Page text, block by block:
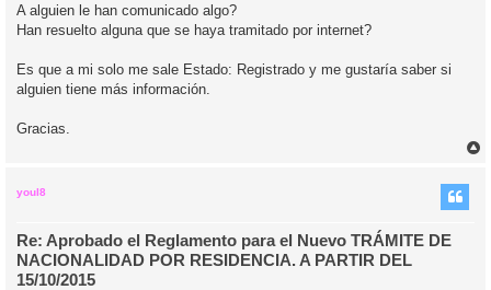
A alguien le han comunicado algo?
Han resuelto alguna que se haya tramitado por internet?
Es que a mi solo me sale Estado: Registrado y me gustaría saber si
alguien tiene más información.
Gracias.
youl8
Re: Aprobado el Reglamento para el Nuevo TRÁMITE DE
NACIONALIDAD POR RESIDENCIA. A PARTIR DEL
15/10/2015